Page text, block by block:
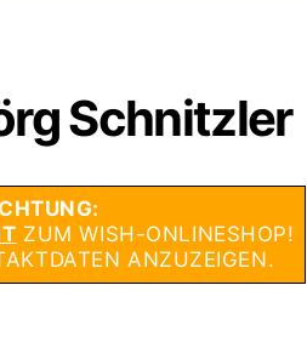
Schnitzler
ZUM WISH-ONLINESHOP!
ANZUZEIGEN.